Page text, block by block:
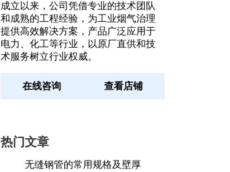
成立以来，公司凭借专业的技术团队
和成熟的工程经验，为工业烟气治理
提供高效解决方案，产品广泛应用于
电力、化工等行业，以原厂直供和技
术服务树立行业权威。
在线咨询 查看店铺
热门文章
无缝钢管的常用规格及壁厚